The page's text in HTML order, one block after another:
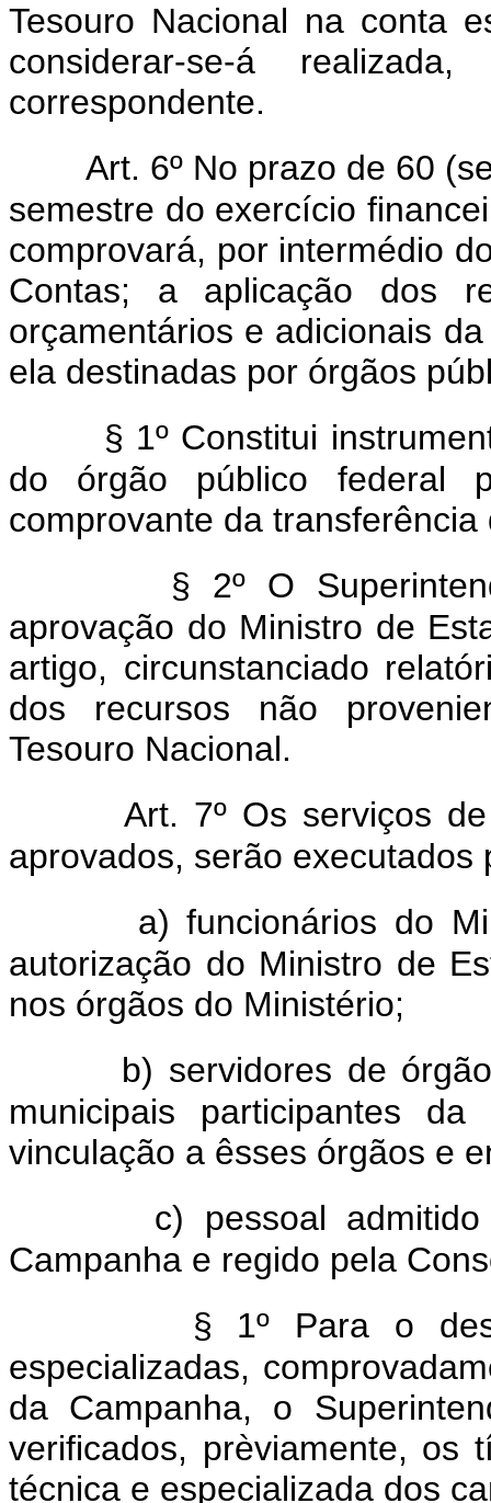
Tesouro Nacional na conta
considerar-se-á
correspondente.
Art. 6º No prazo de 60
semestre do exercício
comprovará, por intermédio
Contas; a aplicação dos
orçamentários e adicionais
ela destinadas por órgãos
§ 1º Constitui
do órgão público federal
comprovante da
§ 2º O
aprovação do Ministro de
artigo, circunstanciado
dos recursos não
Tesouro Nacional.
Art. 7º Os serviços
aprovados, serão executados
a) funcionários do
autorização do Ministro de
nos órgãos do Ministério;
b) servidores de
municipais participantes
vinculação a êsses órgãos e
c) pessoal
Campanha e regido pela
§ 1º Para o
especializadas,
da Campanha, o
verificados, prèviamente, os
técnica e especializada dos